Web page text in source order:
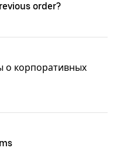
order?
о корпоративных